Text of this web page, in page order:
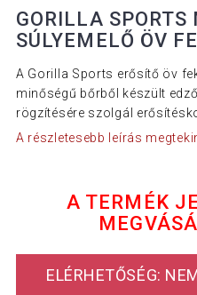
GORILLA SPORTS
SÚLYEMELŐ ÖV
A Gorilla Sports erősítő öv
minőségű bőrből készült
rögzítésére szolgál
A részletesebb leírás
A TERMÉK
ELÉRHETŐSÉG: